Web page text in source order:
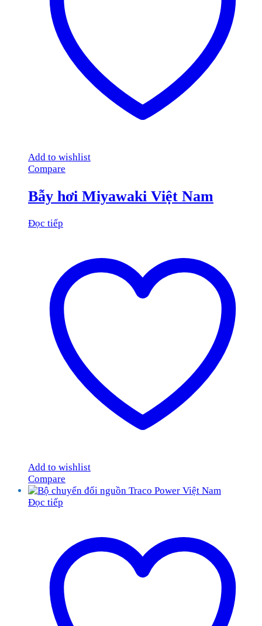
Add to wishlist
Compare
Bẫy hơi Miyawaki Việt Nam
Đọc tiếp
Add to wishlist
Compare
Đọc tiếp